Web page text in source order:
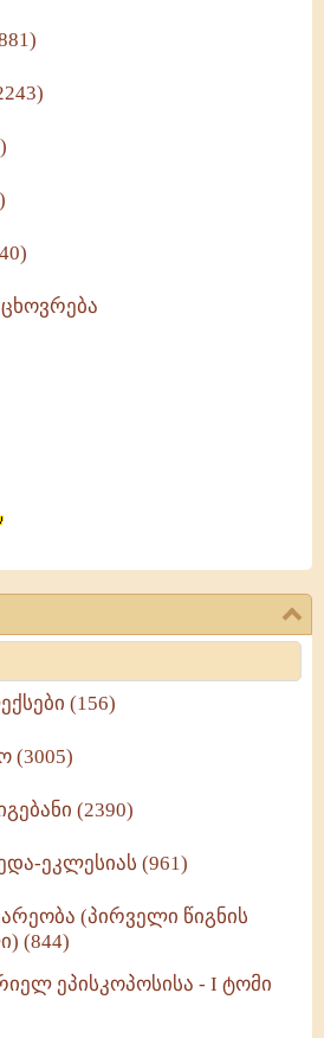
ცხოვრება
(156)
(3005)
(2390)
ეკლესიას (961)
(პირველი წიგნის
(844)
ეპისკოპოსისა - I ტომი